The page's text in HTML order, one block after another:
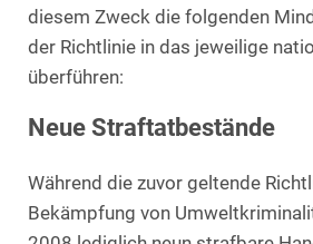
diesem Zweck die folgenden
der Richtlinie in das jeweilige
überführen:
Neue Straftatbestände
Während die zuvor geltende
Bekämpfung von